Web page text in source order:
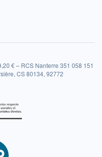
€ – RCS Nanterre 351 058 151
CS 80134, 92772